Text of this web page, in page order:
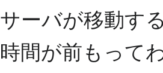
サーバが移動す
時間が前もって